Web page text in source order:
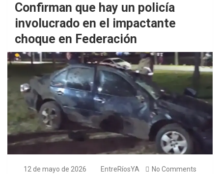
Confirman que hay un policía
involucrado en el impactante
choque en Federación
12 de mayo de 2026 EntreRíosYA No Comments